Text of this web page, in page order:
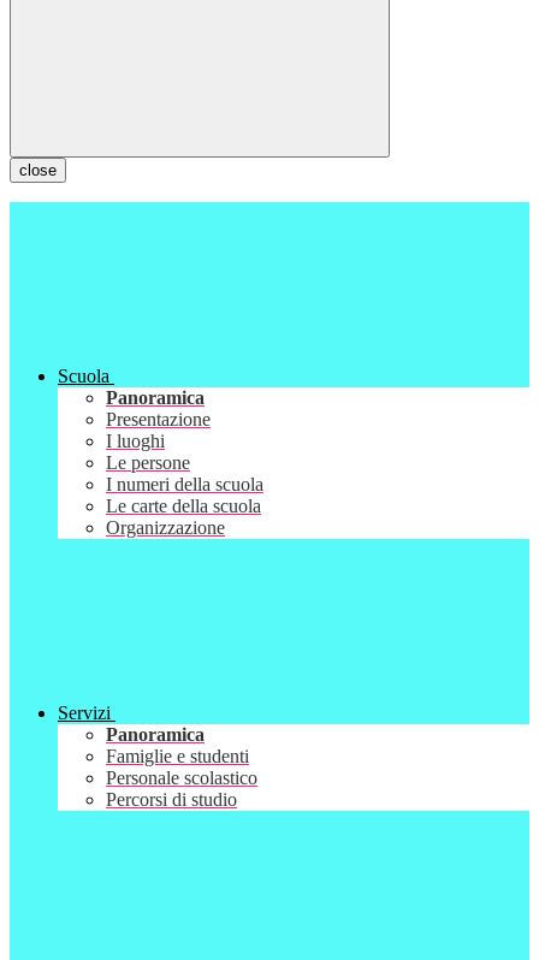
close
Scuola
Panoramica
Presentazione
I luoghi
Le persone
I numeri della scuola
Le carte della scuola
Organizzazione
Servizi
Panoramica
Famiglie e studenti
Personale scolastico
Percorsi di studio